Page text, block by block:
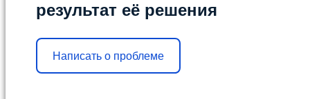
результат её решения
Написать о проблеме